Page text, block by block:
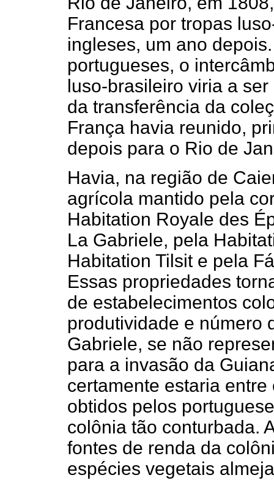
Francesa por tropas
ingleses, um ano
portugueses, o
luso-brasileiro viria a
da transferência da
França havia reunido,
depois para o Rio de
Havia, na região de
agrícola mantido pela
Habitation Royale des
La Gabriele, pela
Habitation Tilsit e pela
Essas propriedades
de estabelecimentos
produtividade e número
Gabriele, se não
para a invasão da
certamente estaria
obtidos pelos
colônia tão conturbada.
fontes de renda da
espécies vegetais